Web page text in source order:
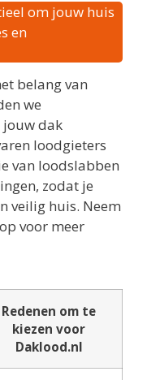
om jouw huis
en
belang van
we
jouw dak
loodgieters
van loodslabben
zodat je
veilig huis. Neem
voor meer
Redenen om te
kiezen voor
Daklood.nl